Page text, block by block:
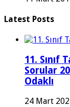
Latest Posts
11. Sınıf
Sorular
Odaklı
24 Mart